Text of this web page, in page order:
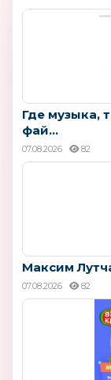
Где музыка,
фай...
07.08.2026 82
Максим
07.08.2026 82